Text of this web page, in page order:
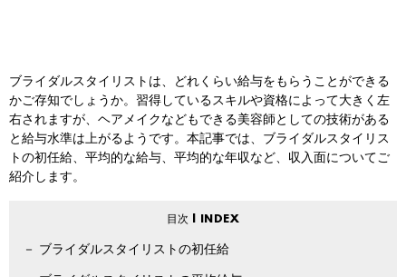
ブライダルスタイリストは、どれくらい給与をもらうことができる
かご存知でしょうか。習得しているスキルや資格によって大きく左
右されますが、ヘアメイクなどもできる美容師としての技術がある
と給与水準は上がるようです。本記事では、ブライダルスタイリス
トの初任給、平均的な給与、平均的な年収など、収入面についてご
紹介します。
ブライダルスタイリストの初任給